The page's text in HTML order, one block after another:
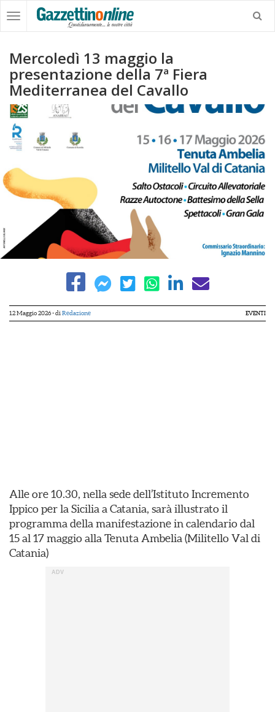
Mercoledì 13 maggio la
presentazione della 7ª Fiera
Mediterranea del Cavallo
12 Maggio 2026- di Redazione EVENTI
Alle ore 10.30, nella sede dell’Istituto Incremento
Ippico per la Sicilia a Catania, sarà illustrato il
programma della manifestazione in calendario dal
15 al 17 maggio alla Tenuta Ambelia (Militello Val di
Catania)